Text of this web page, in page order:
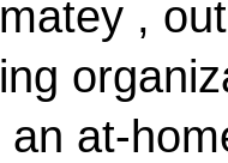
,
an at-